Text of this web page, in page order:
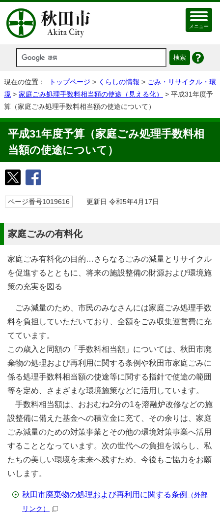
メニュー
現在の位置： トップページ > くらしの情報 > ごみ・リサイクル・環
境 > 家庭ごみ処理手数料相当額の使途（見える化）
> 平成31年度予
算（家庭ごみ処理手数料相当額の使途について）
平成31年度予算（家庭ごみ処理手数料相
当額の使途について）
ページ番号1019616 更新日 令和5年4月17日
家庭ごみの有料化
家庭ごみ有料化の目的…さらなるごみの減量とリサイクル
を促進するとともに、将来の施設整備の財源および環境施
策の充実を図る
ごみ減量のため、市民のみなさんには家庭ごみ処理手数
料を負担していただいており、全額をごみ収集運営費に充
てています。
この歳入と同額の「手数料相当額」については、秋田市廃
棄物の処理および再利用に関する条例や秋田市家庭ごみに
係る処理手数料相当額の使途等に関する指針で使途の範囲
等を定め、さまざまな環境施策などに活用しています。
手数料相当額は、おおむね2分の1を溶融炉改修などの施
設整備に備えた基金への積立金に充て、その余りは、家庭
ごみ減量のための対策事業とその他の環境対策事業へ活用
することとなっています。次の世代への負担を減らし、私
たちの美しい環境を未来へ残すため、今後もご協力をお願
いします。
秋田市廃棄物の処理および再利用に関する条例
（外部
リンク）